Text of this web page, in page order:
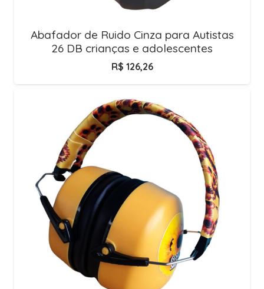
Abafador de Ruido Cinza para Autistas
26 DB crianças e adolescentes
R$ 126,26